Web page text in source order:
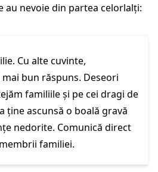
au nevoie din partea celorlalți:
Cu alte cuvinte,
bun răspuns. Deseori
familiile și pe cei dragi de
ține ascunsă o boală gravă
nedorite. Comunică direct
familiei.